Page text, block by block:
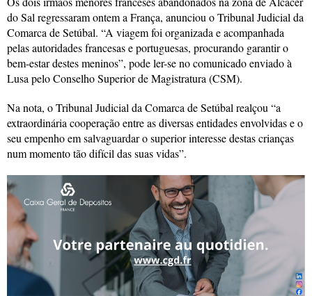
do Sal regressaram ontem a França, anunciou o Tribunal Judicial da
Comarca de Setúbal. “A viagem foi organizada e acompanhada
pelas autoridades francesas e portuguesas, procurando garantir o
bem-estar destes meninos”, pode ler-se no comunicado enviado à
Lusa pelo Conselho Superior de Magistratura (CSM).
Na nota, o Tribunal Judicial da Comarca de Setúbal realçou “a
extraordinária cooperação entre as diversas entidades envolvidas e o
seu empenho em salvaguardar o superior interesse destas crianças
num momento tão difícil das suas vidas”.